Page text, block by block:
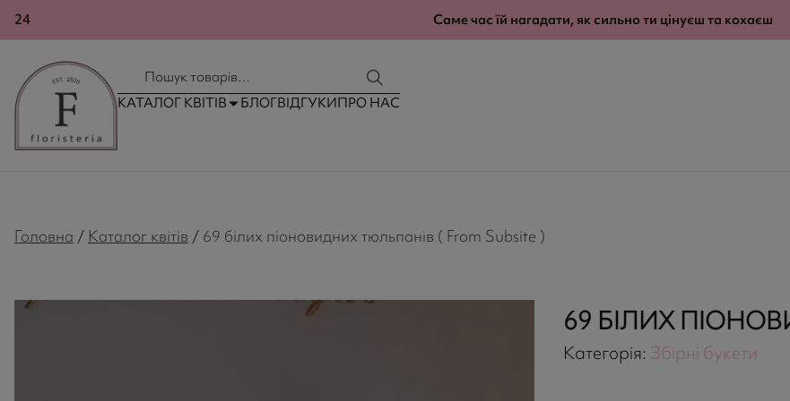
23 Саме час їй нагадати, як сильно ти цінуєш та кохаєш
КОНТАКТИ
КАТАЛОГ КВІТІВ БЛОГВІДГУКИПРО НАС
Головна / Каталог квітів / 69 білих піоновидних тюльпанів ( From Subsite )
69 БІЛИХ
Категорія: Збірні букети